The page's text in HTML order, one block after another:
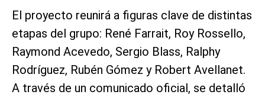
El proyecto reunirá a figuras clave de distintas
etapas del grupo: René Farrait, Roy Rossello,
Raymond Acevedo, Sergio Blass, Ralphy
Rodríguez, Rubén Gómez y Robert Avellanet.
A través de un comunicado oficial, se detalló